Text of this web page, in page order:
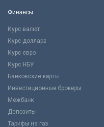
Финансы
Курс валют
Курс доллара
Курс евро
Курс НБУ
Банковские карты
Инвестиционные брокеры
Межбанк
Депозиты
Тарифы на газ